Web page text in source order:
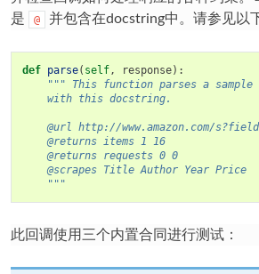
是
@ 并包含在docstring中。请参见以
def parse( self, response):
""" This function parses a sample
    with this docstring.
@url http://www.amazon.com/
    @returns items 1 16
    @returns requests 0 0
    @scrapes Title Author Year Price
    """
此回调使用三个内置合同进行测试：